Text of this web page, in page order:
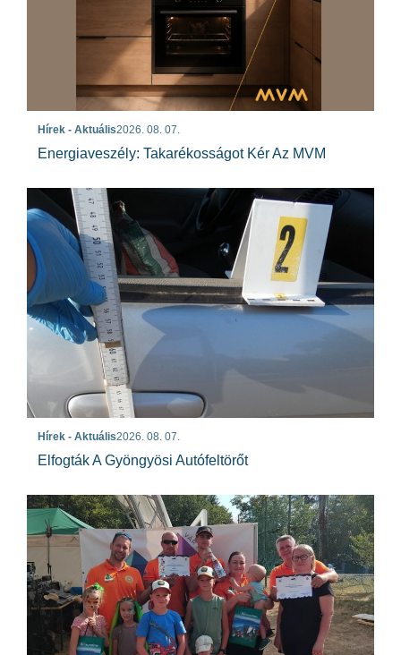
Hírek - Aktuális2026. 08. 07.
Energiaveszély: Takarékosságot Kér Az MVM
Hírek - Aktuális2026. 08. 07.
Elfogták A Gyöngyösi Autófeltörőt